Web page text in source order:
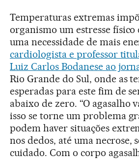
Temperaturas extremas
organismo um estresse físico
uma necessidade de mais
cardiologista e professor
Luiz Carlos Bodanese ao
Rio Grande do Sul, onde as
esperadas para este fim de
abaixo de zero. “O agasalho
isso se torne um problema
podem haver situações
nos dedos, até uma necrose,
cuidado. Com o corpo